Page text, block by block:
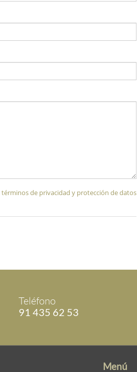
términos de privacidad y protección de datos
Teléfono
91 435 62 53
Menú